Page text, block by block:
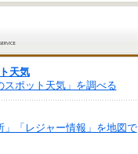
天気
スポット天気」を調べる
」「レジャー情報」を地図で